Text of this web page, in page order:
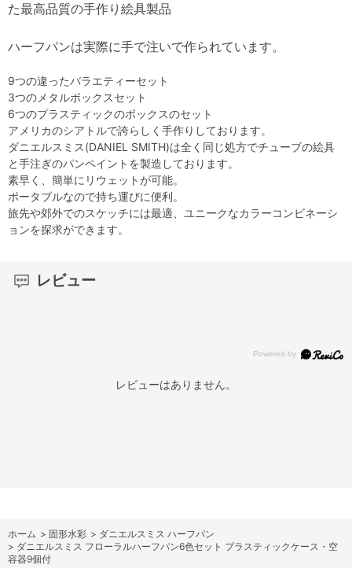
た最高品質の手作り絵具製品
ハーフパンは実際に手で注いで作られています。
9つの違ったバラエティーセット
3つのメタルボックスセット
6つのプラスティックのボックスのセット
アメリカのシアトルで誇らしく手作りしております。
ダニエルスミス(DANIEL SMITH)は全く同じ処方でチューブの絵具
と手注ぎのパンペイントを製造しております。
素早く、簡単にリウェットが可能。
ポータブルなので持ち運びに便利。
旅先や郊外でのスケッチには最適、ユニークなカラーコンビネーシ
ョンを探求ができます。
レビュー
レビューはありません。
ホーム > 固形水彩 > ダニエルスミス ハーフパン
> ダニエルスミス フローラルハーフパン6色セット プラスティックケース・空
容器9個付